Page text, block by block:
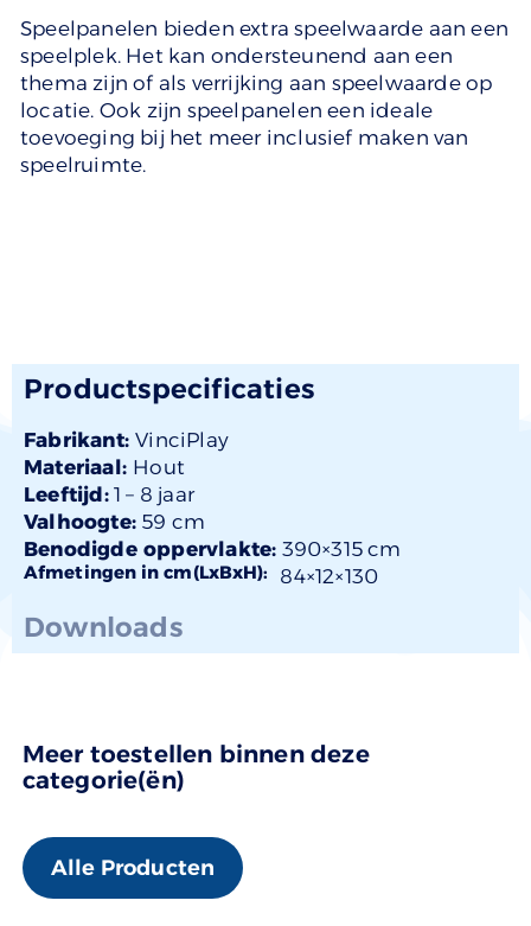
Speelpanelen bieden extra speelwaarde aan een
speelplek. Het kan ondersteunend aan een
thema zijn of als verrijking aan speelwaarde op
locatie. Ook zijn speelpanelen een ideale
toevoeging bij het meer inclusief maken van
speelruimte.
Productspecificaties
Fabrikant:VinciPlay
Materiaal: Hout
Leeftijd:1 – 8 jaar
Valhoogte: 59 cm
Benodigde oppervlakte: 390×315 cm
Afmetingen in cm(LxBxH): 84×12×130
Downloads
Meer toestellen binnen deze
categorie(ën)
Alle Producten